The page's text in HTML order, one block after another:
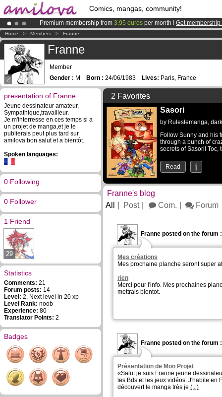
Comics, mangas, community!
Premium membership from 3.95 euros per month ! Get membership
AmilovaKickstarter is now LIVE!.
Already 100000membersand 1000comics & mangas!.
Home > Members > Franne
2
Franne
Member
Gender : M Born : 24/06/1983 Lives: Paris, France
presentation of Franne
Jeune dessinateur amateur,
Sympathique,travailleur.
Je m'interresse en ces temps si a
un projet de manga,et je le
publierais peut plus tard sur
amilova bon salut et a bientôt.
Spoken languages:
0 Following
0 Follower
1 Friend
29
Statistics
Comments: 21
Forum posts: 14
Level: 2, Next level in 20 xp
Level Rank: noob
Experience: 80
Translator Points: 2
Badges
2 Favorites
Sasori
by Ruleslemanga,
Follow Sunny and his
through a bunch of
secrets of Sasori! Toc,
Read
Franne's blog
All
Post Com. Forum
Franne posted on the forum :
Mes créations
Mes prochaine planche seront super
rien
Merci pour l'info. Mes prochaines
mettrais bientot.
Franne posted on the forum :
Présentation de Mon Projet
«Salut je suis Franne jeune
les Bds et les jeux vidéos. J'habite en
découvert le manga très je (...)